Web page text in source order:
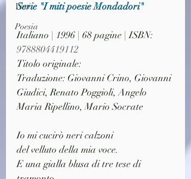
Vari
Poesia
Serie "I miti poesie Mondadori"
Italiano | 1996 | 68 pagine | ISBN:
9788804419112
Titolo originale:
Traduzione: Giovanni Crino, Giovanni
Giudici, Renato Poggioli, Angelo
Maria Ripellino, Mario Socrate
Io mi cucirò neri calzoni
del velluto della mia voce.
E una gialla blusa di tre tese di